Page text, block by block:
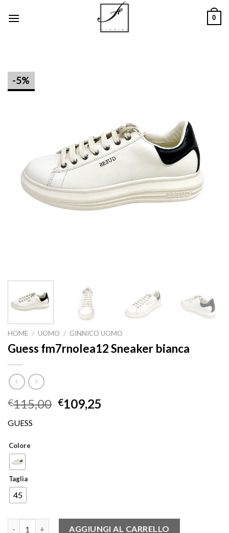
0
-5%
HOME / UOMO / GINNICO UOMO
Guess fm7rnolea12 Sneaker bianca
€115,00 €109,25
GUESS
Colore
Taglia
45
Guess fm7rnolea12 Sneaker bianca quantità
AGGIUNGI AL CARRELLO